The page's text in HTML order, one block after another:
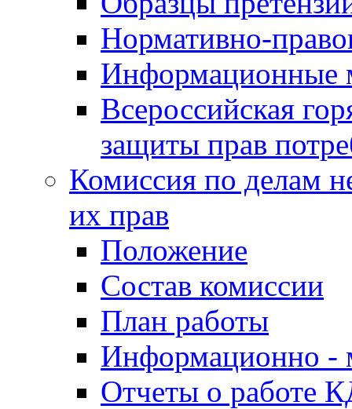
Нормативно-
Информационные
Всероссийская
защиты прав
Комиссия по делам
их прав
Положение
Состав комиссии
План работы
Информационно -
Отчеты о работе